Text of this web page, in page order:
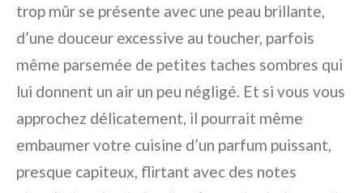
trop mûr se présente avec une peau brillante,
d’une douceur excessive au toucher, parfois
même parsemée de petites taches sombres qui
lui donnent un air un peu négligé. Et si vous vous
approchez délicatement, il pourrait même
embaumer votre cuisine d’un parfum puissant,
presque capiteux, flirtant avec des notes